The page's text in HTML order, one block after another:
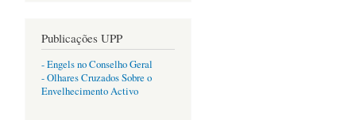
Publicações UPP
- Engels no Conselho Geral
- Olhares Cruzados Sobre o
Envelhecimento Activo